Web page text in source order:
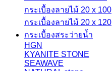
กระเบื้องลายไม้ 20 x 100
กระเบื้องลายไม้ 20 x 120
กระเบื้องสระว่ายน้ำ
HGN
KYANITE STONE
SEAWAVE